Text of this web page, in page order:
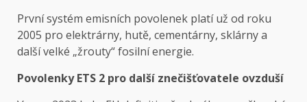
První systém emisních povolenek platí už od roku
2005 pro elektrárny, hutě, cementárny, sklárny a
další velké „žrouty“ fosilní energie.
Povolenky ETS 2 pro další znečišťovatele ovzduší